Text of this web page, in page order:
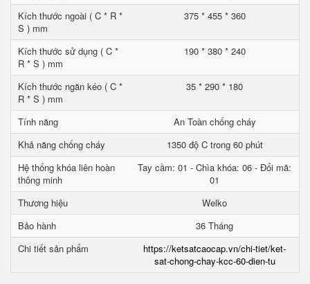
Kích thước ngoài ( C * R *
S ) mm
375 * 455 * 360
Kích thước sử dụng ( C *
R * S ) mm
190 * 380 * 240
Kích thước ngăn kéo ( C *
R * S ) mm
35 * 290 * 180
Tính năng
An Toàn chống cháy
Khả năng chống cháy
1350 độ C trong 60 phút
Hệ thống khóa liên hoàn
thông minh
Tay cầm: 01 - Chìa khóa: 06 - Đổi mã:
01
Thương hiệu
Welko
Bảo hành
36 Tháng
Chi tiết sản phẩm
https://ketsatcaocap.vn/chi-tiet/ket-
sat-chong-chay-kcc-60-dien-tu